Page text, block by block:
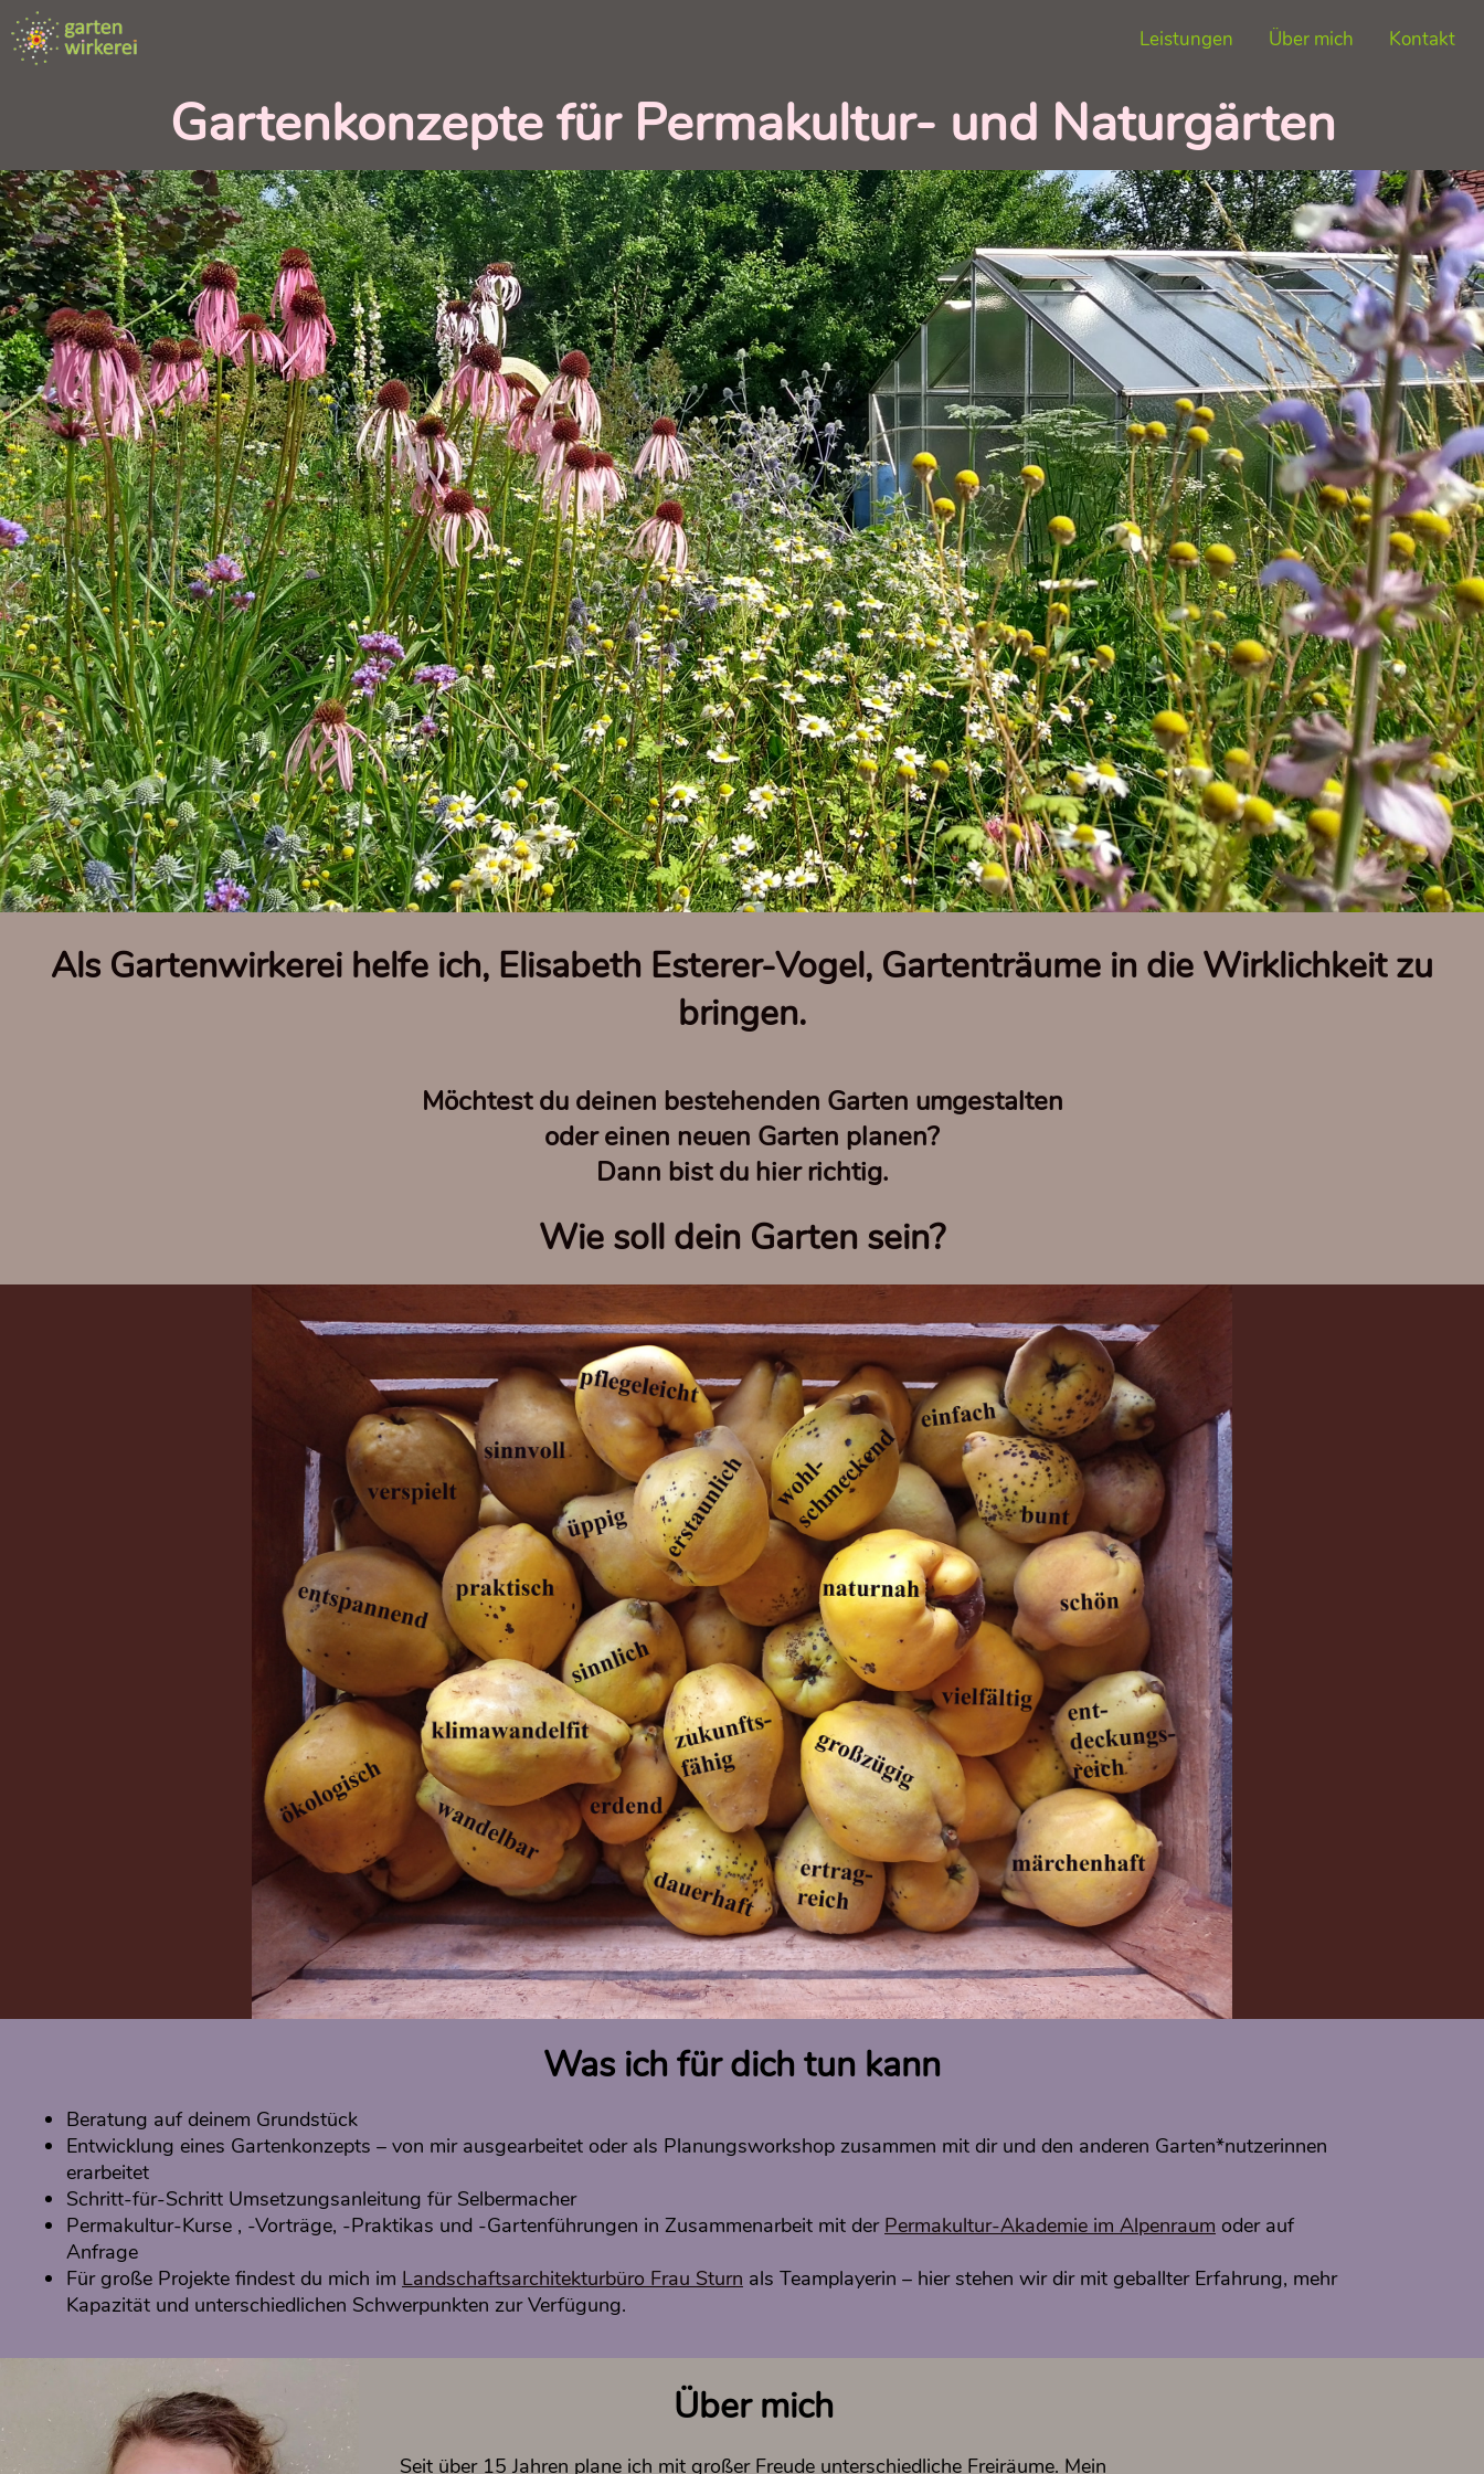
Leistungen Über mich Kontakt
Gartenkonzepte für Permakultur- und Naturgärten
Als Gartenwirkerei helfe ich, Elisabeth Esterer-Vogel, Gartenträume in die Wirklichkeit zu
bringen.
Möchtest du deinen bestehenden Garten umgestalten
oder einen neuen Garten planen?
Dann bist du hier richtig.
Wie soll dein Garten sein?
Was ich für dich tun kann
Beratung auf deinem Grundstück
Entwicklung eines Gartenkonzepts – von mir ausgearbeitet oder als Planungsworkshop zusammen mit dir und den anderen Garten*nutzerinnen
erarbeitet
Schritt-für-Schritt Umsetzungsanleitung für Selbermacher
Permakultur-Kurse , -Vorträge, -Praktikas und -Gartenführungen in Zusammenarbeit mit der Permakultur-Akademie im Alpenraum oder auf
Anfrage
Für große Projekte findest du mich im Landschaftsarchitekturbüro Frau Sturn als Teamplayerin – hier stehen wir dir mit geballter Erfahrung, mehr
Kapazität und unterschiedlichen Schwerpunkten zur Verfügung.
Über mich
Seit über 15 Jahren plane ich mit großer Freude unterschiedliche Freiräume. Mein